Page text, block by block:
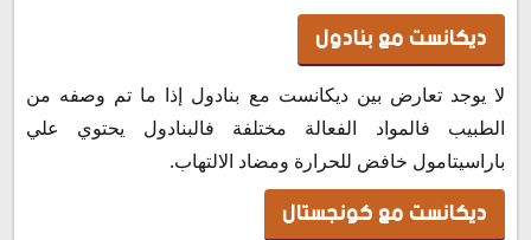
ديكانست مع بنادول
لا يوجد تعارض بين ديكانست مع بنادول إذا ما تم وصفه من
الطبيب فالمواد الفعالة مختلفة فالبنادول يحتوي علي
باراسيتامول خافض للحرارة ومضاد الالتهاب.
ديكانست مع كونجستال